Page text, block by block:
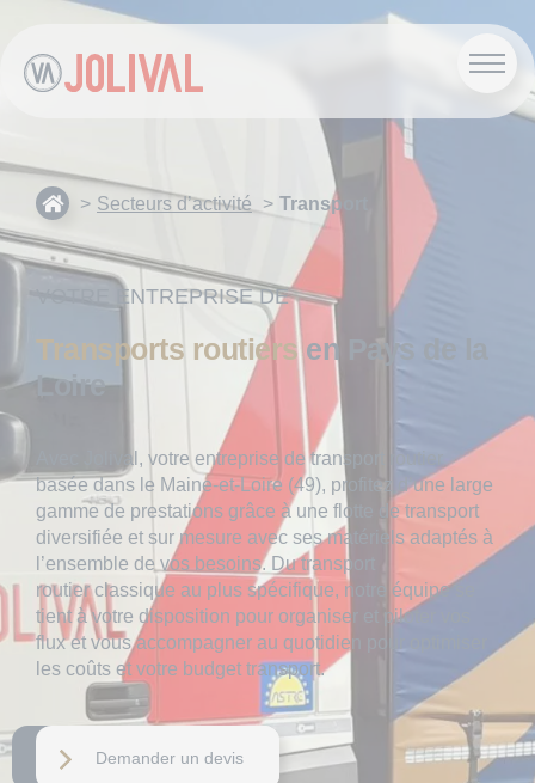
Secteurs d’activité Transport
VOTRE ENTREPRISE DE
Transports routiersen Pays de la
Loire
Avec Jolival, votre entreprise de transport routier
basée dans le Maine-et-Loire (49), profitez d’une large
gamme de prestations grâce à une flotte de transport
diversifiée et sur mesure avec ses matériels adaptés à
l’ensemble de vos besoins. Dutransport
routierclassique au plus spécifique, notre équipe se
tient à votre disposition pour organiser et piloter vos
flux et vous accompagner au quotidien pour optimiser
les coûts et votre budget transport.
Demander un devis